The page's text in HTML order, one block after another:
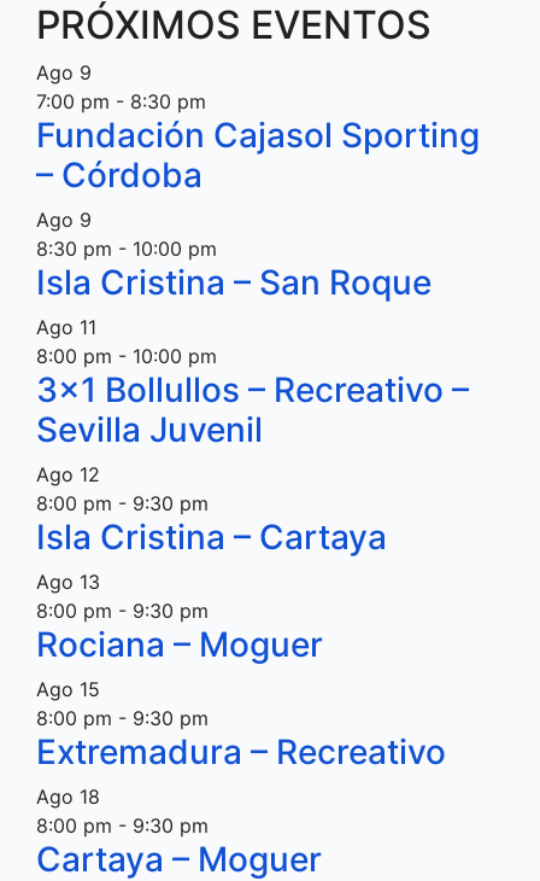
PRÓXIMOS EVENTOS
Ago 9
7:00 pm - 8:30 pm
Fundación Cajasol Sporting
– Córdoba
Ago 9
8:30 pm - 10:00 pm
Isla Cristina – San Roque
Ago 11
8:00 pm - 10:00 pm
3×1 Bollullos – Recreativo –
Sevilla Juvenil
Ago 12
8:00 pm - 9:30 pm
Isla Cristina – Cartaya
Ago 13
8:00 pm - 9:30 pm
Rociana – Moguer
Ago 15
8:00 pm - 9:30 pm
Extremadura – Recreativo
Ago 18
8:00 pm - 9:30 pm
Cartaya – Moguer